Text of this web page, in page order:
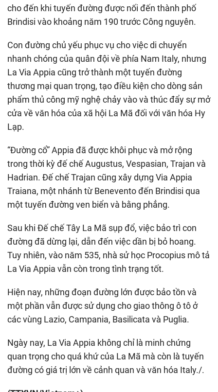
cho đến khi tuyến đường được nối đến thành phố
Brindisi vào khoảng năm 190 trước Công nguyên.
Con đường chủ yếu phục vụ cho việc di chuyển
nhanh chóng của quân đội về phía Nam Italy, nhưng
La Via Appia cũng trở thành một tuyến đường
thương mại quan trọng, tạo điều kiện cho dòng sản
phẩm thủ công mỹ nghệ chảy vào và thúc đẩy sự mở
cửa về văn hóa của xã hội La Mã đối với văn hóa Hy
Lạp.
“Đường cổ” Appia đã được khôi phục và mở rộng
trong thời kỳ đế chế Augustus, Vespasian, Trajan và
Hadrian. Đế chế Trajan cũng xây dựng Via Appia
Traiana, một nhánh từ Benevento đến Brindisi qua
một tuyến đường ven biển và bằng phẳng.
Sau khi Đế chế Tây La Mã sụp đổ, việc bảo trì con
đường đã dừng lại, dẫn đến việc dần bị bỏ hoang.
Tuy nhiên, vào năm 535, nhà sử học Procopius mô tả
La Via Appia vẫn còn trong tình trạng tốt.
Hiện nay, những đoạn đường lớn được bảo tồn và
một phần vẫn được sử dụng cho giao thông ô tô ở
các vùng Lazio, Campania, Basilicata và Puglia.
Ngày nay, La Via Appia không chỉ là minh chứng
quan trọng cho quá khứ của La Mã mà còn là tuyến
đường có giá trị lớn về cảnh quan và văn hóa Italy./.